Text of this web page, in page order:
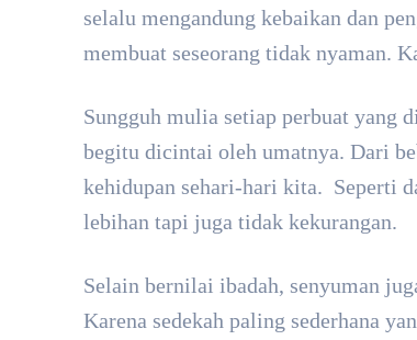
selalu mengandung kebaikan dan
membuat seseorang tidak nyaman.
Sungguh mulia setiap perbuat yang
begitu dicintai oleh umatnya. Dari
kehidupan sehari-hari kita. Seperti
lebihan tapi juga tidak kekurangan.
Selain bernilai ibadah, senyuman
Karena sedekah paling sederhana